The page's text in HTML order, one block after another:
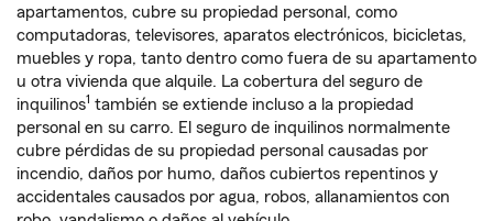
apartamentos, cubre su propiedad personal, como
computadoras, televisores, aparatos electrónicos, bicicletas,
muebles y ropa, tanto dentro como fuera de su apartamento
u otra vivienda que alquile. La cobertura del seguro de
inquilinos1 también se extiende incluso a la propiedad
personal en su carro. El seguro de inquilinos normalmente
cubre pérdidas de su propiedad personal causadas por
incendio, daños por humo, daños cubiertos repentinos y
accidentales causados por agua, robos, allanamientos con